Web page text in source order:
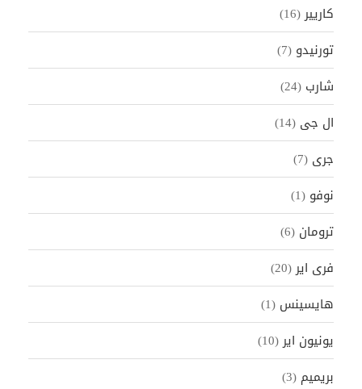
كاريير(16)
تورنيدو (7)
شارب (24)
ال جى (14)
جرى (7)
نوفو (1)
ترومان (6)
فرى اير(20)
هايسينس (1)
يونيون اير(10)
بريميم (3)